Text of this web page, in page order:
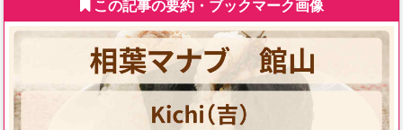
この記事の要約・ブックマーク画像